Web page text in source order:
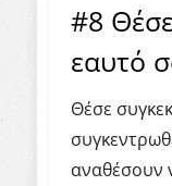
#8
εαυτό
Θέσε
αναθέσουν